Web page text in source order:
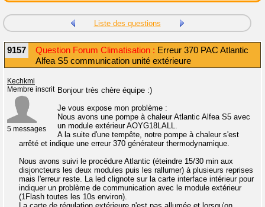
Liste des questions
9157 Question Forum Climatisation : Erreur 370 PAC Atlantic
Alfea S5 communication unité extérieure
Kechkmi
Membre inscrit
5 messages
Bonjour très chère équipe :)
Je vous expose mon problème :
Nous avons une pompe à chaleur Atlantic Alfea S5 avec
un module extérieur AOYG18LALL.
A la suite d'une tempête, notre pompe à chaleur s'est
arrêté et indique une erreur 370 générateur thermodynamique.
Nous avons suivi le procédure Atlantic (éteindre 15/30 min aux
disjoncteurs les deux modules puis les rallumer) à plusieurs reprises
mais l'erreur reste. La led clignote sur la carte interface intérieur pour
indiquer un problème de communication avec le module extérieur
(1Flash toutes les 10s environ).